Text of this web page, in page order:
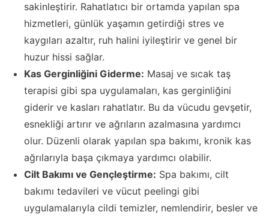
sakinleştirir. Rahatlatıcı bir ortamda yapılan spa
hizmetleri, günlük yaşamın getirdiği stres ve
kaygıları azaltır, ruh halini iyileştirir ve genel bir
huzur hissi sağlar.
Kas Gerginliğini Giderme: Masaj ve sıcak taş
terapisi gibi spa uygulamaları, kas gerginliğini
giderir ve kasları rahatlatır. Bu da vücudu gevşetir,
esnekliği artırır ve ağrıların azalmasına yardımcı
olur. Düzenli olarak yapılan spa bakımı, kronik kas
ağrılarıyla başa çıkmaya yardımcı olabilir.
Cilt Bakımı ve Gençleştirme: Spa bakımı, cilt
bakımı tedavileri ve vücut peelingi gibi
uygulamalarıyla cildi temizler, nemlendirir, besler ve